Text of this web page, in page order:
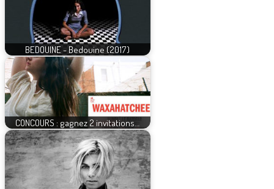
BEDOUINE - Bedouine (2017)
CONCOURS : gagnez 2 invitations…